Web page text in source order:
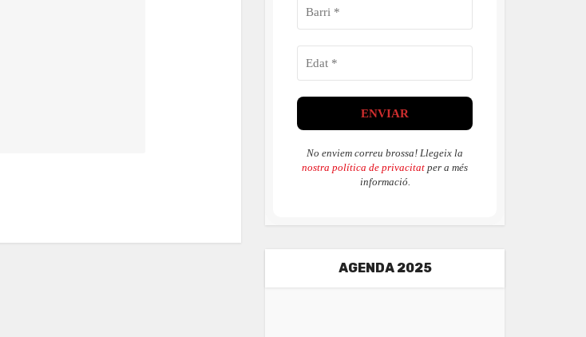
No enviem correu brossa! Llegeix la
nostra política de privacitat per a més
informació.
AGENDA 2025